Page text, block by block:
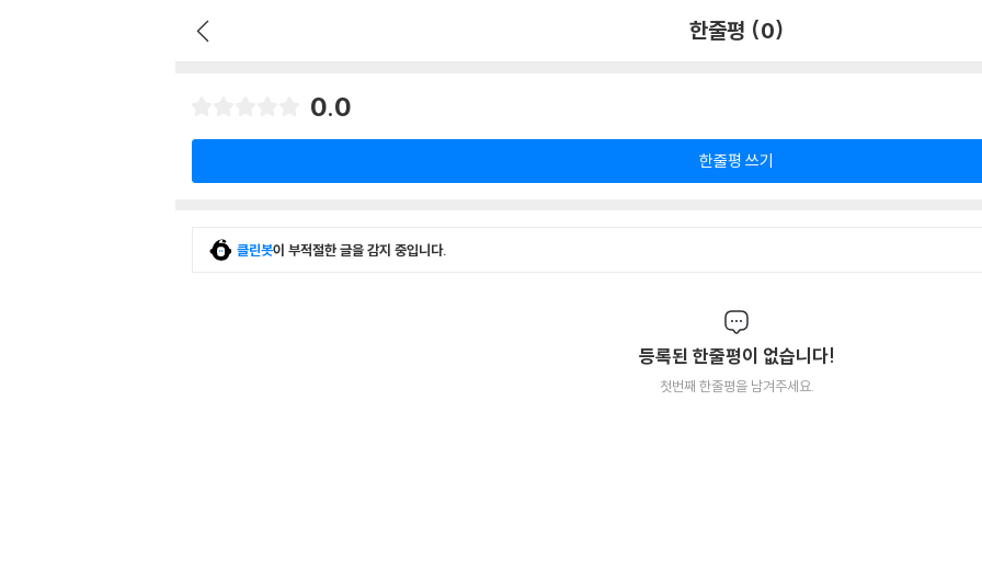
한줄평 (0)
0.0
한줄평 쓰기
클린봇이 부적절한 글을 감지 중입니다.
등록된 한줄평이 없습니다!
첫번째 한줄평을 남겨주세요.